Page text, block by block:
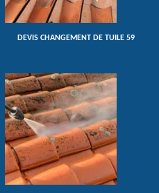
DEVIS CHANGEMENT DE TUILE 59